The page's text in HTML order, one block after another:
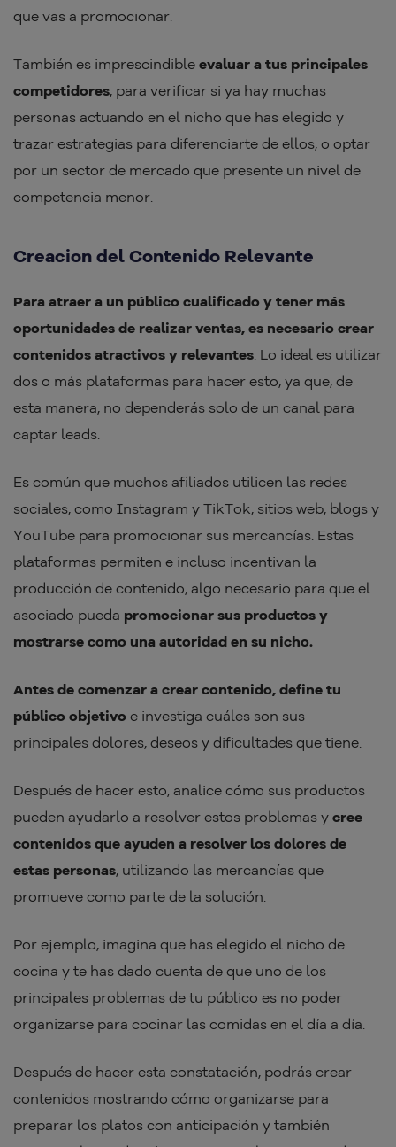
que vas a promocionar.
También es imprescindible evaluar a tus principales
competidores, para verificar si ya hay muchas
personas actuando en el nicho que has elegido y
trazar estrategias para diferenciarte de ellos, o optar
por un sector de mercado que presente un nivel de
competencia menor.
Creacion del Contenido Relevante
Para atraer a un público cualificado y tener más
oportunidades de realizar ventas, es necesario crear
contenidos atractivos y relevantes. Lo ideal es utilizar
dos o más plataformas para hacer esto, ya que, de
esta manera, no dependerás solo de un canal para
captar leads.
Es común que muchos afiliados utilicen las redes
sociales, como Instagram y TikTok, sitios web, blogs y
YouTube para promocionar sus mercancías. Estas
plataformas permiten e incluso incentivan la
producción de contenido, algo necesario para que el
asociado pueda promocionar sus productos y
mostrarse como una autoridad en su nicho.
Antes de comenzar a crear contenido, define tu
público objetivo e investiga cuáles son sus
principales dolores, deseos y dificultades que tiene.
Después de hacer esto, analice cómo sus productos
pueden ayudarlo a resolver estos problemas y cree
contenidos que ayuden a resolver los dolores de
estas personas, utilizando las mercancías que
promueve como parte de la solución.
Por ejemplo, imagina que has elegido el nicho de
cocina y te has dado cuenta de que uno de los
principales problemas de tu público es no poder
organizarse para cocinar las comidas en el día a día.
Después de hacer esta constatación, podrás crear
contenidos mostrando cómo organizarse para
preparar los platos con anticipación y también